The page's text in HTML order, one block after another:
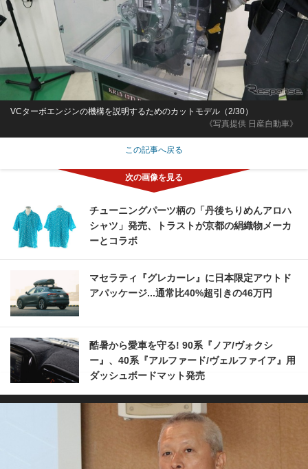
《写真提供 日産自動車》
VCターボエンジンの機構を説明するためのカットモデル（2/30）
この記事へ戻る
チューニングパーツ柄の「丹後ちりめんアロハ
シャツ」発売、トラストが京都の絹織物メーカ
ーとコラボ
マセラティ『グレカーレ』に日本限定アウトド
アパッケージ...通常比40%超引きの46万円
酷暑から愛車を守る! 90系『ノア/ヴォクシ
ー』、40系『アルファード/ヴェルファイア』用
ダッシュボードマット発売